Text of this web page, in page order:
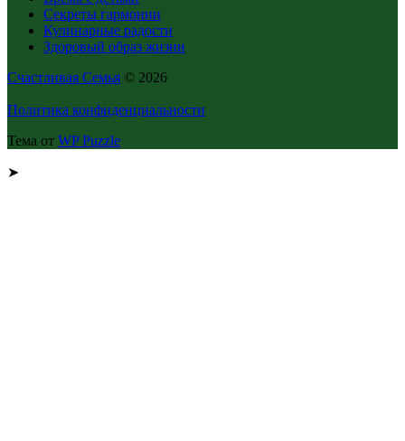
Секреты гармонии
Кулинарные радости
Здоровый образ жизни
Счастливая Семья © 2026
Политика конфиденциальности
Тема от WP Puzzle
➤